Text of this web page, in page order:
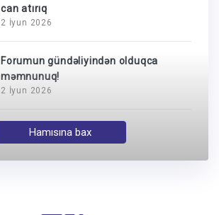
can atırıq
2 İyun 2026
Forumun gündəliyindən olduqca
məmnunuq!
2 İyun 2026
Hamısına bax